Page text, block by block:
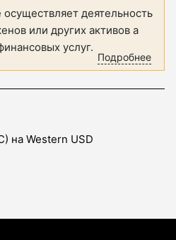
деятельность
или других активов а
услуг.
Подробнее
на Western USD